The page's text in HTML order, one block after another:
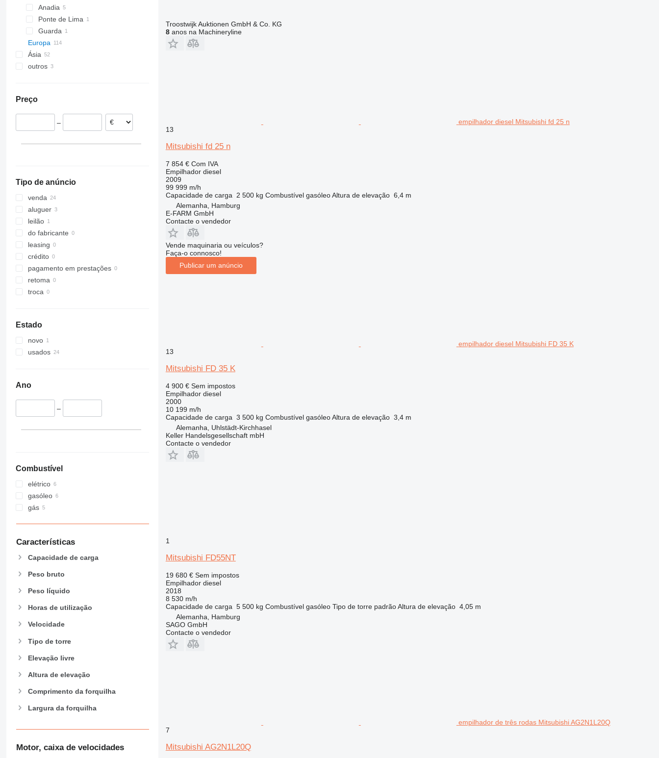
EZS
TFG
V-series
W-series
FV-X
FXH
FXV
Kanvan
LTX
MX
RC
TSE
Anadia
Ponte de Lima
Guarda
Europa
Hamburg
Korschenbroich
Dortmund
Países Baixos
Grã-Bretanha
Itália
Ásia
China
outros
Preço
–
Tipo de anúncio
venda
aluguer
leilão
do fabricante
leasing
crédito
pagamento em prestações
retoma
troca
Estado
novo
usados
Ano
–
Combustível
elétrico
gasóleo
gás
Características
Capacidade de carga
Peso bruto
Peso líquido
Horas de utilização
Velocidade
Tipo de torre
Elevação livre
Altura de elevação
Comprimento da forquilha
Largura da forquilha
Motor, caixa de velocidades
Troostwijk Auktionen GmbH & Co. KG
8anos na Machineryline
empilhador diesel Mitsubishi fd 25 n
13
Mitsubishi fd 25 n
7 854 € Com IVA
Empilhador diesel
2009
99 999 m/h
Capacidade de carga
2 500 kg Combustível gasóleo Altura de elevação 6,4 m
Alemanha, Hamburg
E-FARM GmbH
Contacte o vendedor
Vende maquinaria ou veículos?
Faça-o connosco!
Publicar um anúncio
empilhador diesel Mitsubishi FD 35 K
13
Mitsubishi FD 35 K
4 900 € Sem impostos
Empilhador diesel
2000
10 199 m/h
Capacidade de carga 3 500 kg Combustível gasóleo Altura de elevação 3,4 m
Alemanha, Uhlstädt-Kirchhasel
Keller Handelsgesellschaft mbH
Contacte o vendedor
1
Mitsubishi FD55NT
19 680 € Sem impostos
Empilhador diesel
2018
8 530 m/h
Capacidade de carga 5 500 kg Combustível gasóleo Tipo de torre padrão Altura de elevação 4,05 m
Alemanha, Hamburg
SAGO GmbH
Contacte o vendedor
empilhador de três rodas Mitsubishi AG2N1L20Q
7
Mitsubishi AG2N1L20Q